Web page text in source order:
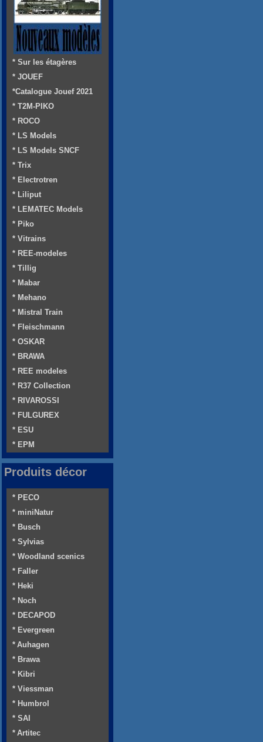
* Sur les étagères
* JOUEF
*Catalogue Jouef 2021
* T2M-PIKO
* ROCO
* LS Models
* LS Models SNCF
* Trix
* Electrotren
* Liliput
* LEMATEC Models
* Piko
* Vitrains
* REE-modeles
* Tillig
* Mabar
* Mehano
* Mistral Train
* Fleischmann
* OSKAR
* BRAWA
* REE modeles
* R37 Collection
* RIVAROSSI
* FULGUREX
* ESU
* EPM
Produits décor
* PECO
* miniNatur
* Busch
* Sylvias
* Woodland scenics
* Faller
* Heki
* Noch
* DECAPOD
* Evergreen
* Auhagen
* Brawa
* Kibri
* Viessman
* Humbrol
* SAI
* Artitec